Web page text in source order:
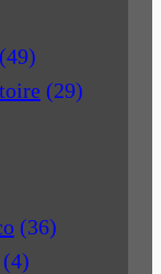
(49)
(29)
(36)
(4)